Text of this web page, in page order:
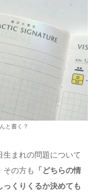
と書く？
まれの問題について
その方も
「どちらの情
くりくるか決めても